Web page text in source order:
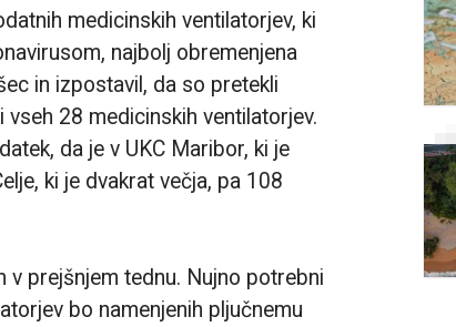
medicinskih ventilatorjev, ki
najbolj obremenjena
in izpostavil, da so pretekli
28 medicinskih ventilatorjev.
da je v UKC Maribor, ki je
ki je dvakrat večja, pa 108
v prejšnjem tednu. Nujno potrebni
bo namenjenih pljučnemu